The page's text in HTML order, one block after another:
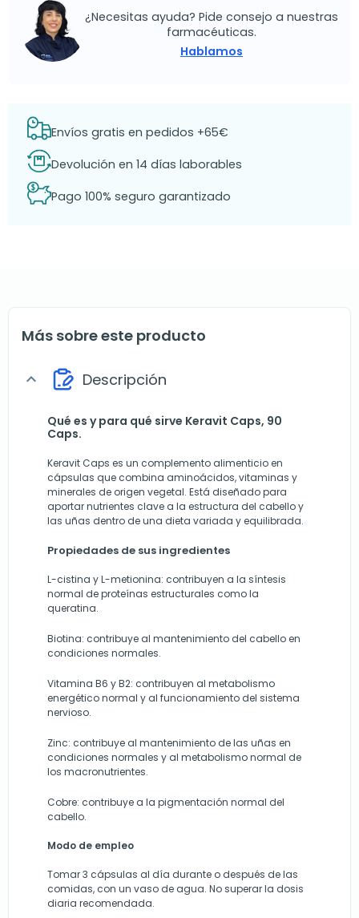
¿Necesitas ayuda? Pide consejo a nuestras
farmacéuticas.
Hablamos
Envíos gratis en pedidos +65€
Devolución en 14 días laborables
Pago 100% seguro garantizado
Más sobre este producto
expand_more Descripción
Qué es y para qué sirve Keravit Caps, 90
Caps.
Keravit Caps es un complemento alimenticio en
cápsulas que combina aminoácidos, vitaminas y
minerales de origen vegetal. Está diseñado para
aportar nutrientes clave a la estructura del cabello y
las uñas dentro de una dieta variada y equilibrada.
Propiedades de sus ingredientes
L-cistina y L-metionina: contribuyen a la síntesis
normal de proteínas estructurales como la
queratina.
Biotina: contribuye al mantenimiento del cabello en
condiciones normales.
Vitamina B6 y B2: contribuyen al metabolismo
energético normal y al funcionamiento del sistema
nervioso.
Zinc: contribuye al mantenimiento de las uñas en
condiciones normales y al metabolismo normal de
los macronutrientes.
Cobre: contribuye a la pigmentación normal del
cabello.
Modo de empleo
Tomar 3 cápsulas al día durante o después de las
comidas, con un vaso de agua. No superar la dosis
diaria recomendada.